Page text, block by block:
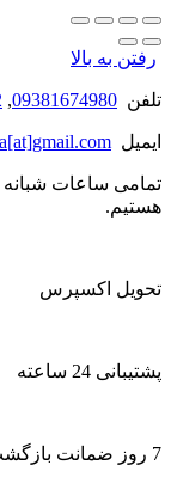
رفتن به بالا
تلفن 09381674980
,
ایمیل
تمامی ساعات
هستیم.
تحویل اکسپرس
پشتیبانی 24 ساعته
7 روز ضمانت بازگشت